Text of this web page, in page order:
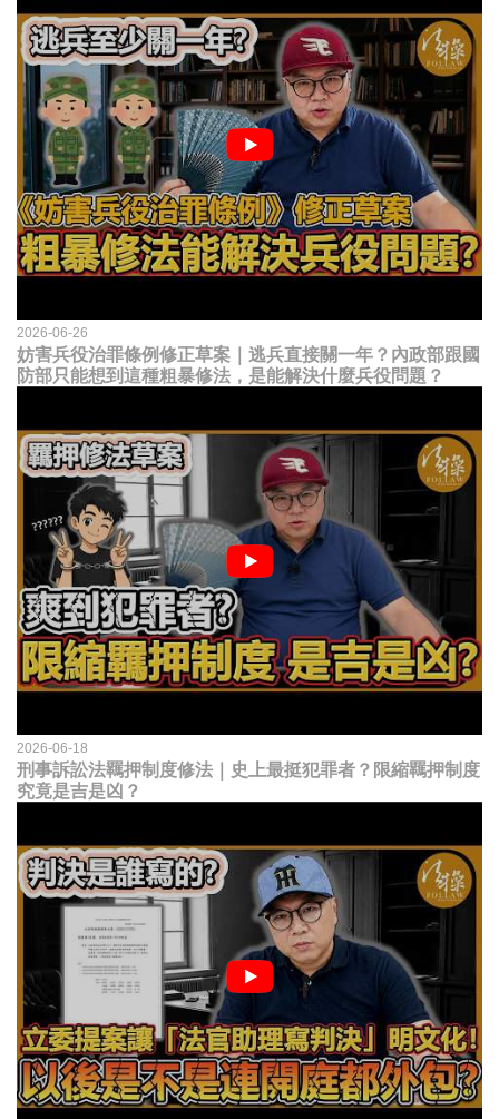
2026-06-26
妨害兵役治罪條例修正草案｜逃兵直接關一年？內政部跟國
防部只能想到這種粗暴修法，是能解決什麼兵役問題？
2026-06-18
刑事訴訟法羈押制度修法｜史上最挺犯罪者？限縮羈押制度
究竟是吉是凶？